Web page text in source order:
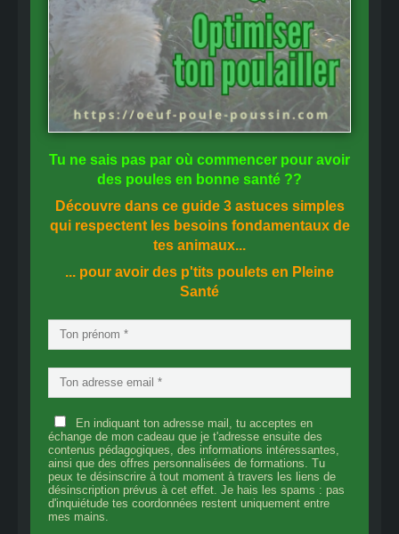
Tu ne sais pas par où commencer pour avoir
des poules en bonne santé ??
Découvre dans ce guide 3 astuces simples
qui respectent les besoins fondamentaux de
tes animaux...
... pour avoir des p'tits poulets en Pleine
Santé
En indiquant ton adresse mail, tu acceptes en
échange de mon cadeau que je t'adresse ensuite des
contenus pédagogiques, des informations intéressantes,
ainsi que des offres personnalisées de formations. Tu
peux te désinscrire à tout moment à travers les liens de
désinscription prévus à cet effet. Je hais les spams : pas
d'inquiétude tes coordonnées restent uniquement entre
mes mains.